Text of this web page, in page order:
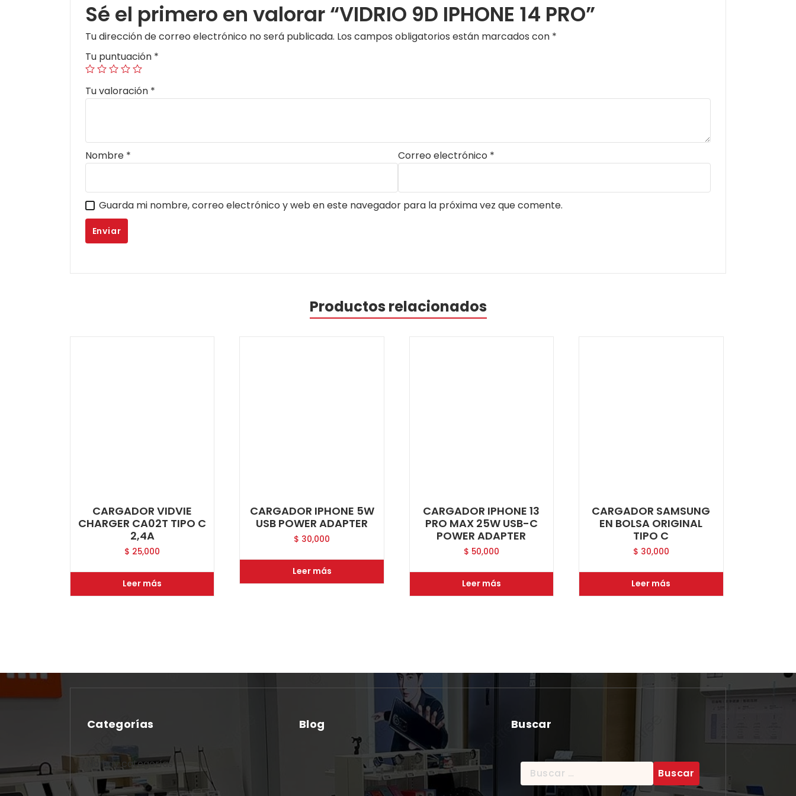
Sé el primero en valorar “VIDRIO 9D IPHONE 14 PRO”
Tu dirección de correo electrónico no será publicada. Los campos obligatorios están marcados con *
Tu puntuación *
Tu valoración *
Nombre * Correo electrónico *
Guarda mi nombre, correo electrónico y web en este navegador para la próxima vez que comente.
Productos relacionados
CARGADOR VIDVIE
CHARGER CA02T TIPO C
2,4A
$ 25,000
Leer más
CARGADOR IPHONE 5W
USB POWER ADAPTER
$ 30,000
Leer más
CARGADOR IPHONE 13
PRO MAX 25W USB-C
POWER ADAPTER
$ 50,000
Leer más
CARGADOR SAMSUNG
EN BOLSA ORIGINAL
TIPO C
$ 30,000
Leer más
Categorías
No hay categorías
Blog Buscar
Buscar: